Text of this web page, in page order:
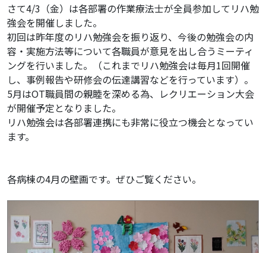
さて4/3（金）は各部署の作業療法士が全員参加してリハ勉
強会を開催しました。
初回は昨年度のリハ勉強会を振り返り、今後の勉強会の内
容・実施方法等について各職員が意見を出し合うミーティ
ングを行いました。（これまでリハ勉強会は毎月1回開催
し、事例報告や研修会の伝達講習などを行っています）。
5月はOT職員間の親睦を深める為、レクリエーション大会
が開催予定となりました。
リハ勉強会は各部署連携にも非常に役立つ機会となってい
ます。
各病棟の4月の壁画です。ぜひご覧ください。